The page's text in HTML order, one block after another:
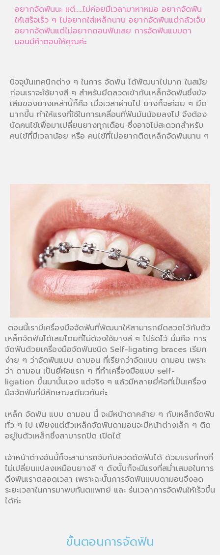
อยากจัดฟันนะ แต่…..ไม่ค่อยมีเวลามาหาหมอ อยากจัดฟัน
ให้เสร็จเร็ว ๆ ไม่อยากใส่เหล็กนาน อยากจัดฟันแต่กลัวเจ็บ
อยากจัดฟันแต่ไม่อยากถอนฟันเลย การจัดฟันแบบดา
มอนมีคำตอบให้คุณค่ะ
ปัจจุบันเทคนิกต่าง ๆ ในการ จัดฟัน ได้พัฒนาไปมาก ในสมัย
ก่อนเราจะใช้ยางสี ๆ สำหรับยึดลวดเข้ากับเหล็กจัดฟันซึ่งข้อ
เสียของยางเหล่านี้ก็คือ เมื่อเวลาผ่านไป ยางก็จะค่อย ๆ ยืด
มากขึ้น ทำให้แรงที่ใช้ในการเคลื่อนที่ฟันมันน้อยลงไป จึงต้อง
นัดคนไข้เพื่อมาเปลี่ยนยางทุกเดือน ซึ่งอาจไม่สะดวกสำหรับ
คนไข้ที่มีเวลาน้อย หรือ คนไข้ที่ไม่อยากติดเหล็กจัดฟันนาน ๆ
ตอนนี้เรามีเครื่องมือจัดฟันที่พัฒนาให้สามารถยึดลวดไว้กับตัว
เหล็กจัดฟันได้เลยโดยที่ไม่ต้องใช้ยางสี ๆ ไปรัดไว้ นั่นคือ การ
จัดฟันด้วยเครื่องมือจัดฟันชนิด Self-ligating braces เรียก
ง่าย ๆ ว่าจัดฟันแบบ ดามอน ที่เรียกว่าจัดแบบ ดามอน เพราะ
ว่า ดามอน เป็นยี่ห้อแรก ๆ ที่ทำเครื่องมือแบบ self-
ligation ขึ้นมานั้นเอง แต่จริง ๆ แล้วมีหลายยี่ห้อที่เป็นเครื่อง
มือจัดฟันที่มีลักษณะเดียวกันค่ะ
เหล็ก จัดฟัน แบบ ดามอน นี้ จะมีหน้าตาคล้าย ๆ กับเหล็กจัดฟัน
ทั่ว ๆ ไป เพียงแต่ตัวเหล็กจัดฟันดามอนจะมีหน้าต่างเล็ก ๆ ติด
อยู่ในตัวเหล็กซึ่งสามารถปิด เปิดได้
เจ้าหน้าต่างอันนี้ก็จะสามารถจับกับลวดดัดฟันได้ ด้วยแรงที่คงที่
ไม่เปลี่ยนแปลงเหมือนยางสี ๆ ดังนั้นก็จะมีแรงที่สม่ำเสมอในการ
ดึงฟันเราตลอดเวลา เพราะฉะนั้นการจัดฟันแบบดามอนจึงลด
ระยะเวลาในการมาพบทันตแพทย์ และ ร่นเวลาการจัดฟันให้เร็วขึ้น
ได้ค่ะ
ขั้นตอนการจัดฟัน